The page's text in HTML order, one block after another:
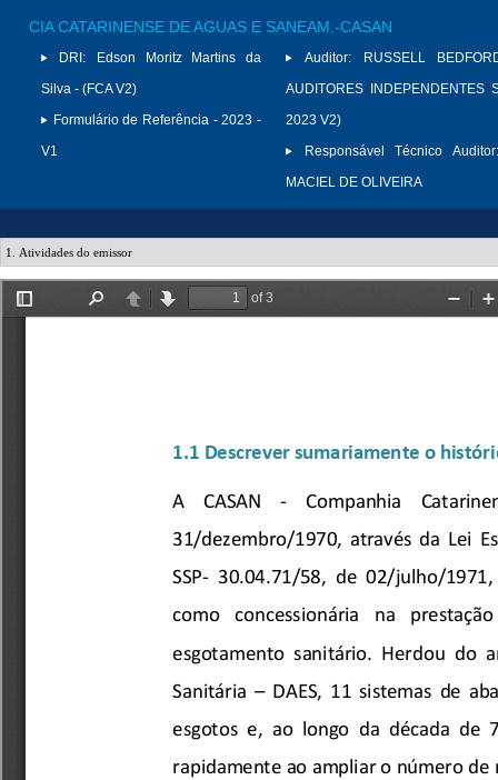
CIA CATARINENSE DE AGUAS E SANEAM.-CASAN
DRI:
Edson Moritz Martins da
Silva - (FCA V2)
Formulário de Referência - 2023 -
V1
Auditor:
RUSSELL
AUDITORES INDEPENDENTES
2023 V2)
Responsável Técnico Auditor:
MACIEL DE OLIVEIRA